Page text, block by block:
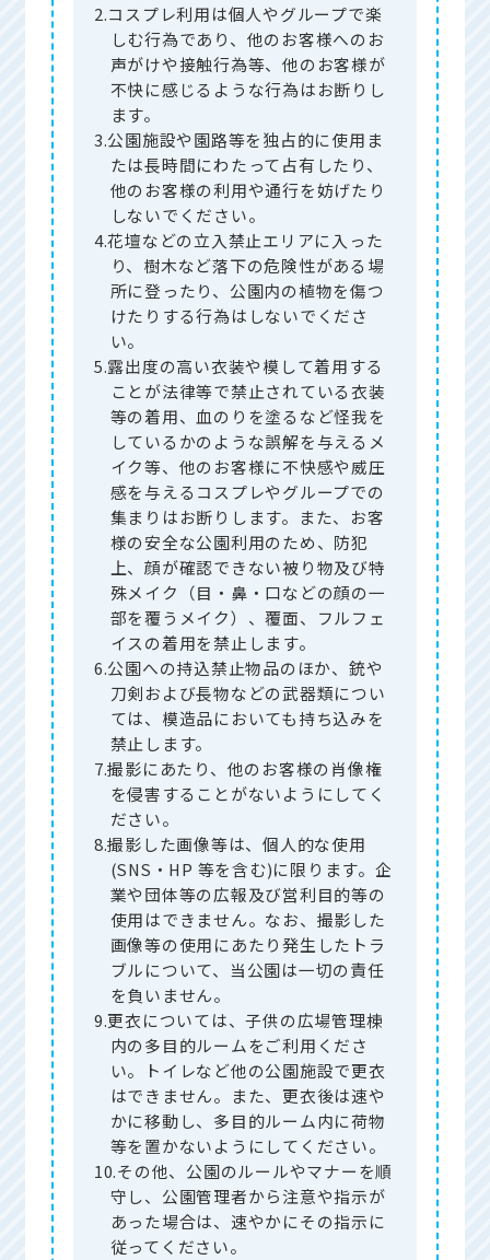
2.コスプレ利用は個人やグループで楽
しむ行為であり、他のお客様へのお
声がけや接触行為等、他のお客様が
不快に感じるような行為はお断りし
ます。
3.公園施設や園路等を独占的に使用ま
たは長時間にわたって占有したり、
他のお客様の利用や通行を妨げたり
しないでください。
4.花壇などの立入禁止エリアに入った
り、樹木など落下の危険性がある場
所に登ったり、公園内の植物を傷つ
けたりする行為はしないでくださ
い。
5.露出度の高い衣装や模して着用する
ことが法律等で禁止されている衣装
等の着用、血のりを塗るなど怪我を
しているかのような誤解を与えるメ
イク等、他のお客様に不快感や威圧
感を与えるコスプレやグループでの
集まりはお断りします。また、お客
様の安全な公園利用のため、防犯
上、顔が確認できない被り物及び特
殊メイク（目・鼻・口などの顔の一
部を覆うメイク）、覆面、フルフェ
イスの着用を禁止します。
6.公園への持込禁止物品のほか、銃や
刀剣および長物などの武器類につい
ては、模造品においても持ち込みを
禁止します。
7.撮影にあたり、他のお客様の肖像権
を侵害することがないようにしてく
ださい。
8.撮影した画像等は、個人的な使用
(SNS・HP 等を含む)に限ります。企
業や団体等の広報及び営利目的等の
使用はできません。なお、撮影した
画像等の使用にあたり発生したトラ
ブルについて、当公園は一切の責任
を負いません。
9.更衣については、子供の広場管理棟
内の多目的ルームをご利用くださ
い。トイレなど他の公園施設で更衣
はできません。また、更衣後は速や
かに移動し、多目的ルーム内に荷物
等を置かないようにしてください。
10.その他、公園のルールやマナーを順
守し、公園管理者から注意や指示が
あった場合は、速やかにその指示に
従ってください。